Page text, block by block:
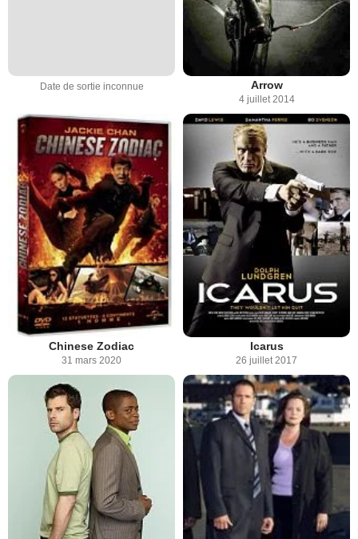
Date de sortie inconnue Arrow
4 juillet 2014
Chinese Zodiac
31 mars 2020
Icarus
26 juillet 2017